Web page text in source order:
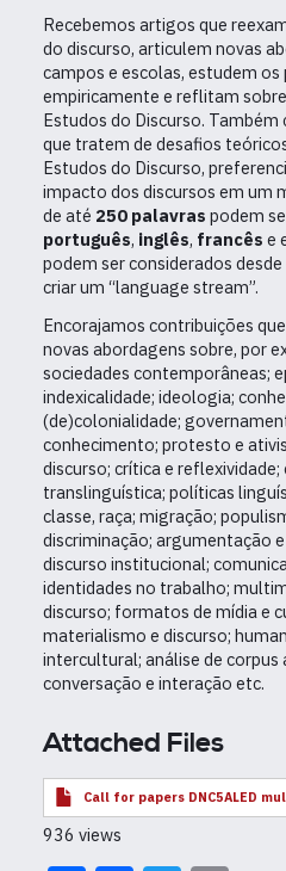
Recebemos artigos que
do discurso, articulem novas
campos e escolas, estudem os
empiricamente e reflitam
Estudos do Discurso.
que tratem de desafios
Estudos do Discurso,
impacto dos discursos em um
de até 250 palavras podem
português, inglês, francês e
podem ser considerados
criar um “language stream”.
Encorajamos contribuições
novas abordagens sobre, por
sociedades contemporâneas;
indexicalidade; ideologia;
(de)colonialidade;
conhecimento; protesto e
discurso; crítica e
translinguística; políticas
classe, raça; migração;
discriminação; argumentação
discurso institucional;
identidades no trabalho;
discurso; formatos de mídia e
materialismo e discurso;
intercultural; análise de
conversação e interação etc.
Attached Files
Call for papers DNC5ALED
936 views